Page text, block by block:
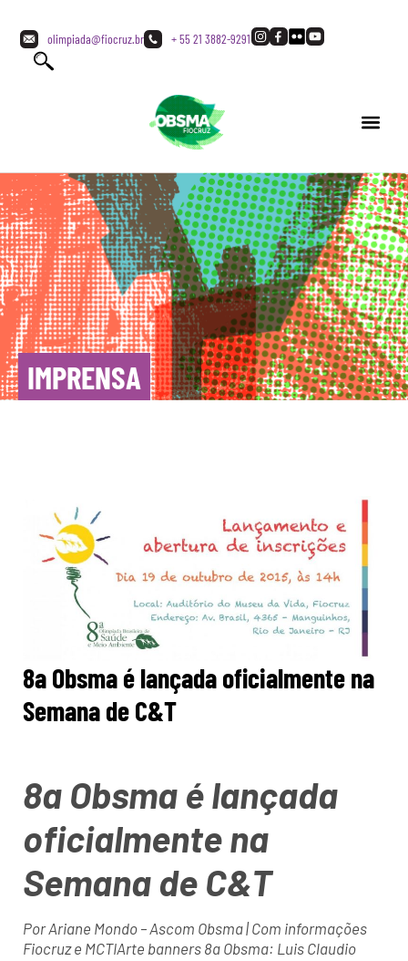
olimpiada@fiocruz.br + 55 21 3882-9291
IMPRENSA
8a Obsma é lançada oficialmente na
Semana de C&T
8a Obsma é lançada
oficialmente na
Semana de C&T
Por Ariane Mondo – Ascom Obsma | Com informações
Fiocruz e MCTIArte banners 8a Obsma: Luis Claudio